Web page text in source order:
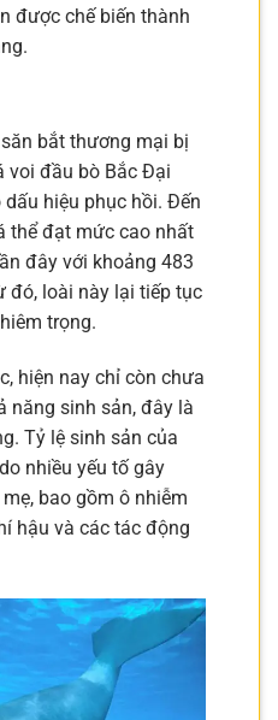
được chế biến thành
bắt thương mại bị
voi đầu bò Bắc Đại
hiệu phục hồi. Đến
thể đạt mức cao nhất
đây với khoảng 483
đó, loài này lại tiếp tục
trọng.
hiện nay chỉ còn chưa
năng sinh sản, đây là
Tỷ lệ sinh sản của
nhiều yếu tố gây
bao gồm ô nhiễm
hậu và các tác động